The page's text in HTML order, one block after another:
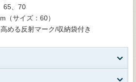
65、70
（サイズ：60）
める反射マーク/収納袋付き